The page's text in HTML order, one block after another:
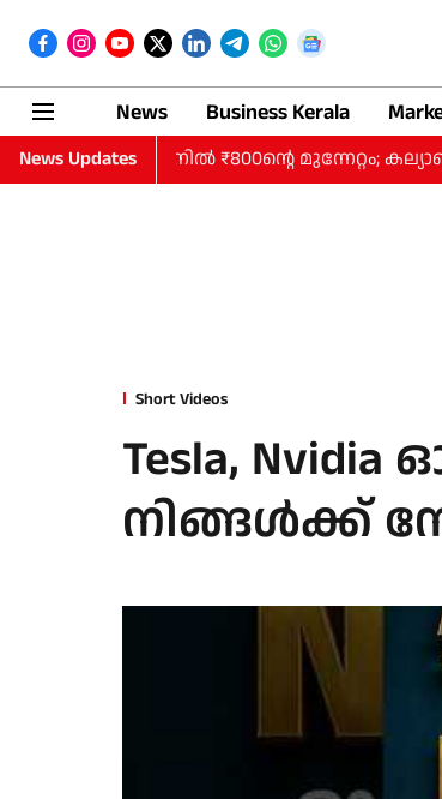
News Business Kerala
News Updates
കുതിപ്പ്, പവനില്‍ ₹800ന്റെ മുന്നേറ്റം;
Short Videos
Tesla,
നിങ്ങള്‍ക്ക്